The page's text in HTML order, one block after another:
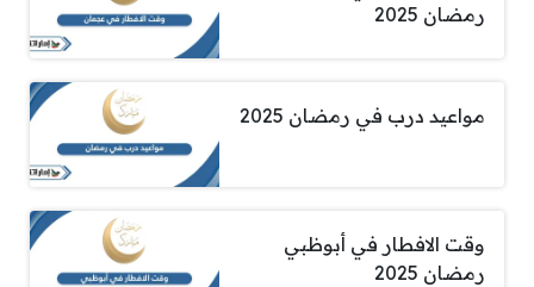
رمضان 2025
مواعيد درب في رمضان 2025
وقت الافطار في أبوظبي
رمضان 2025